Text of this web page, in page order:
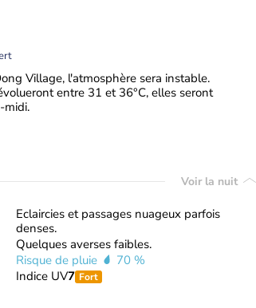
Village, l'atmosphère sera instable.
entre 31 et 36°C, elles seront
midi.
Voir la nuit
Eclaircies et passages nuageux parfois
denses.
Quelques averses faibles.
Risque de pluie
70 %
Indice UV7 Fort